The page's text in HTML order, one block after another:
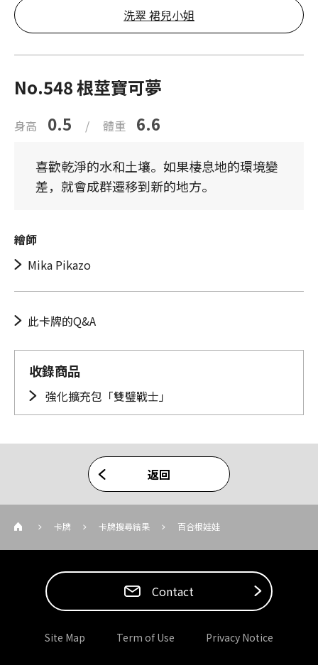
洗翠 裙兒小姐
No.548 根莖寶可夢
身高 0.5 / 體重 6.6
喜歡乾淨的水和土壤。如果棲息地的環境變
差，就會成群遷移到新的地方。
繪師
Mika Pikazo
此卡牌的Q&A
收錄商品
強化擴充包「雙璧戰士」
返回
卡牌 卡牌搜尋結果 百合根娃娃
Contact
Site Map Term of Use Privacy Notice